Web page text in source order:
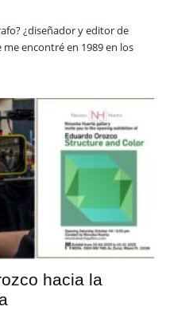
¿diseñador y editor de
encontré en 1989 en los
hacia la